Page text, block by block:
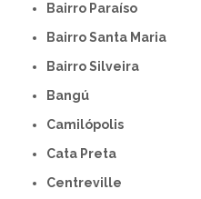
Bairro Paraíso
Bairro Santa Maria
Bairro Silveira
Bangú
Camilópolis
Cata Preta
Centreville